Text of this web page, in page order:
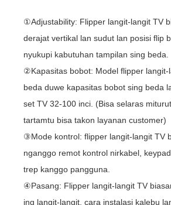
①Adjustability: Flipper langit-langit TV
derajat vertikal lan sudut lan posisi flip
nyukupi kabutuhan tampilan sing beda.
②Kapasitas bobot: Model flipper langit-
beda duwe kapasitas bobot sing beda
set TV 32-100 inci. (Bisa selaras
tartamtu bisa takon layanan customer)
③Mode kontrol: flipper langit-langit TV
nganggo remot kontrol nirkabel,
trep kanggo pangguna.
④Pasang: Flipper langit-langit TV
ing langit-langit, cara instalasi kalebu